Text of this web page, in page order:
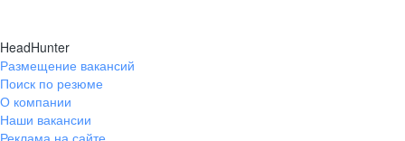
HeadHunter
Размещение вакансий
Поиск по резюме
О компании
Наши вакансии